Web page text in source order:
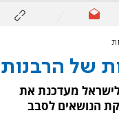
של הרבנות
מעדכנת את
הנושאים לסבב